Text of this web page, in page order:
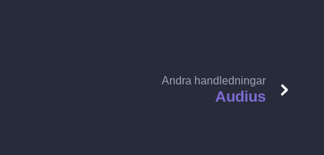
Andra handledningar
Audius